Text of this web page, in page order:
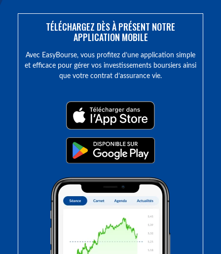
TÉLÉCHARGEZ DÈS À PRÉSENT NOTRE
APPLICATION MOBILE
Avec EasyBourse, vous profitez d’une application simple
et efficace pour gérer vos investissements boursiers ainsi
que votre contrat d’assurance vie.